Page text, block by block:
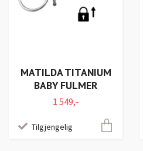
MATILDA TITANIUM
BABY FULMER
1 549,-
Tilgjengelig